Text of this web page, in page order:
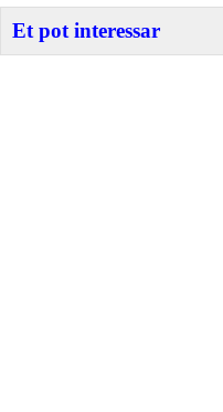
Et pot interessar